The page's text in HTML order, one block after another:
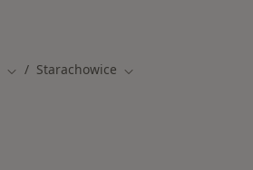
Zmień miasto
Starachowice Zmień miasto